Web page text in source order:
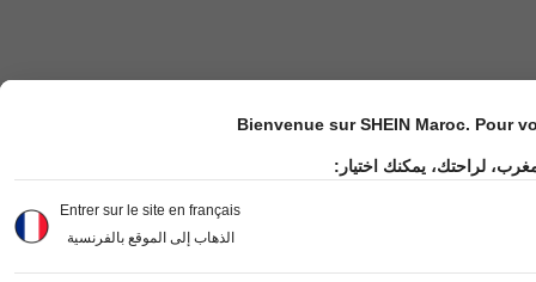
Bienvenue sur SHEIN Maroc. Pour
لراحتك، يمكنك اختيار:
Entrer sur le site en français
الذهاب إلى الموقع بالفرنسية